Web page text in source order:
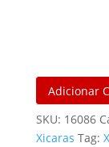
Adicionar
SKU: 16086
Xicaras Tag: